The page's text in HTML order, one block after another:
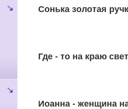
Сонька золотая
Где - то на краю
Иоанна - женщина